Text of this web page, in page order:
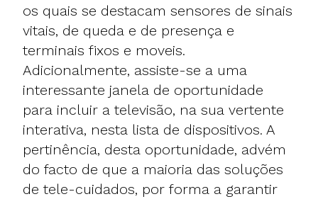
os quais se destacam sensores de sinais
vitais, de queda e de presença e
terminais fixos e moveis.
Adicionalmente, assiste-se a uma
interessante janela de oportunidade
para incluir a televisão, na sua vertente
interativa, nesta lista de dispositivos. A
pertinência, desta oportunidade, advém
do facto de que a maioria das soluções
de tele-cuidados, por forma a garantir